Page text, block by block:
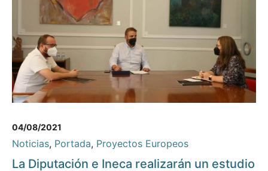
04/08/2021
Noticias, Portada, Proyectos Europeos
La Diputación e Ineca realizarán un estudio